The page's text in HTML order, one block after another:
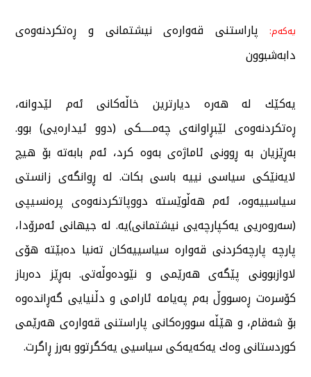
یەكەم: پاراستنی قەوارەی نیشتمانی و ڕەتكردنەوەی
دابەشبوون
یەكێك لە هەرە دیارترین خاڵەكانی ئەم لێدوانە،
ڕەتكردنەوەی لێبڕاوانەی چەمـــــكی (دوو ئیدارەیی) بوو.
بەڕێزیان بە ڕوونی ئاماژەی بەوە كرد، ئەم بابەتە بۆ هیچ
لایەنێكی سیاسی نییە باسی بكات. لە ڕوانگەی زانستی
سیاسییەوە، ئەم هەڵوێستە دووپاتكردنەوەی پرەنسیپی
(سەروەریی یەكپارچەیی نیشتمانی)یە. لە جیهانی ئەمرۆدا،
پارچە پارچەكردنی قەوارە سیاسییەكان تەنیا دەبێتە هۆی
لاوازبوونی پێگەی هەرێمی و نێودەوڵەتی. بەڕێز دەرباز
كۆسرەت ڕەسووڵ بەم پەیامە ئارامی و دڵنیایی گەڕاندەوە
بۆ شەقام، و هێڵە سوورەكانی پاراستنی قەوارەی هەرێمی
كوردستانی وەك یەكەیەكی سیاسیی یەكگرتوو بەرز ڕاگرت.